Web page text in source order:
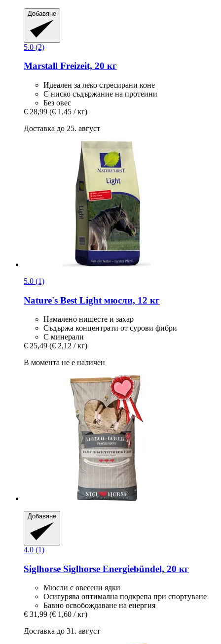
Добавяне
5.0 (2)
Marstall Freizeit, 20 кг
Идеален за леко стресирани коне
С ниско съдържание на протеини
Без овес
€ 28,99 (€ 1,45 / кг)
Доставка до 25. август
5.0 (1)
Nature's Best Light мюсли, 12 кг
Намалено нишесте и захар
Съдържа концентрати от сурови фибри
С минерали
€ 25,49 (€ 2,12 / кг)
В момента не е наличен
Добавяне
4.0 (1)
Siglhorse Siglhorse Energiebündel, 20 кг
Мюсли с овесени ядки
Осигурява оптимална подкрепа при спортуване
Бавно освобождаване на енергия
€ 31,99 (€ 1,60 / кг)
Доставка до 31. август